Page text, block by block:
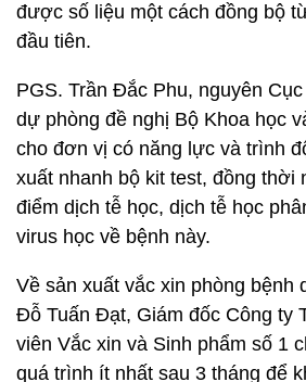
được số liệu một cách đồng bộ
đầu tiên.
PGS. Trần Đắc Phu, nguyên
dự phòng đề nghị Bộ Khoa học
cho đơn vị có năng lực và trình
xuất nhanh bộ kit test, đồng thời
điểm dịch tễ học, dịch tễ học
virus học về bệnh này.
Về sản xuất vắc xin phòng bệnh
Đỗ Tuấn Đạt, Giám đốc Công ty
viên Vắc xin và Sinh phẩm số 1
quá trình ít nhất sau 3 tháng để